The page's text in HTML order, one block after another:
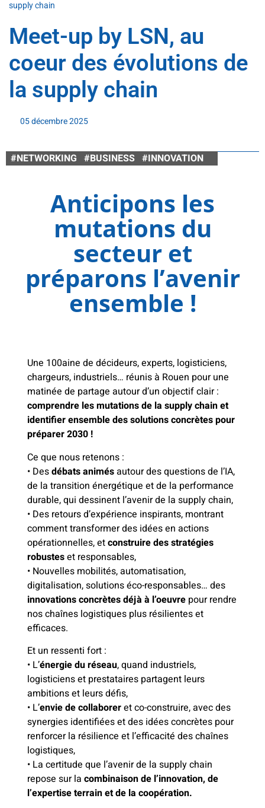
supply chain
Meet-up by LSN, au
coeur des évolutions de
la supply chain
05 décembre 2025
#NETWORKING #BUSINESS #INNOVATION
Anticipons les
mutations du
secteur et
préparons l’avenir
ensemble !
Une 100aine de décideurs, experts, logisticiens,
chargeurs, industriels… réunis à Rouen pour une
matinée de partage autour d’un objectif clair :
comprendre les mutations de la supply chain et
identifier ensemble des solutions concrètes pour
préparer 2030 !
Ce que nous retenons :
• Desdébats animésautour des questions de l’IA,
de la transition énergétique et de la performance
durable, qui dessinent l’avenir de la supply chain,
• Des retours d’expérience inspirants, montrant
comment transformer des idées en actions
opérationnelles, etconstruire des stratégies
robusteset responsables,
• Nouvelles mobilités, automatisation,
digitalisation, solutions éco-responsables… des
innovations concrètes déjà à l’oeuvrepour rendre
nos chaînes logistiques plus résilientes et
efficaces.
Et un ressenti fort :
• L’énergie du réseau, quand industriels,
logisticiens et prestataires partagent leurs
ambitions et leurs défis,
• L’envie de collaboreret co-construire, avec des
synergies identifiées et des idées concrètes pour
renforcer la résilience et l’efficacité des chaînes
logistiques,
• La certitude que l’avenir de la supply chain
repose sur la combinaison de l’innovation, de
l’expertise terrain et de la coopération.